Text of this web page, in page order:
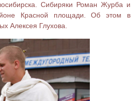
Сибиряки Роман Журба и
Красной площади. Об этом в
Алексея Глухова.